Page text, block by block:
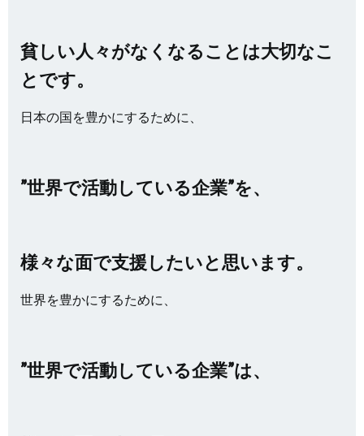
貧しい人々がなくなることは大切なこ
とです。
日本の国を豊かにするために、
”世界で活動している企業”を、
様々な面で支援したいと思います。
世界を豊かにするために、
”世界で活動している企業”は、